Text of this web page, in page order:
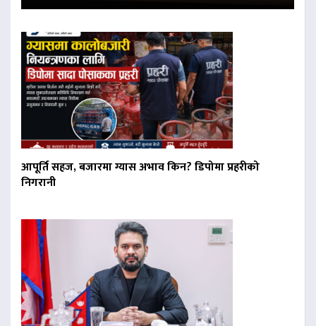
आपूर्ति सहज, बजारमा ग्यास अभाव किन? डिपोमा प्रहरीको
निगरानी